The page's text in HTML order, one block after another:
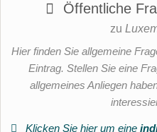
Öffentliche
zu
Hier finden Sie allgemeine
Eintrag. Stellen Sie eine
allgemeines Anliegen
Klicken Sie hier um eine